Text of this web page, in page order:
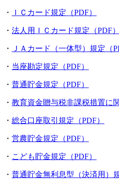
・ ＩＣカード規定（PDF）
・ 法人用ＩＣカード規定（PDF）
・ ＪＡカード（一体型）規定（
・ 当座勘定規定（PDF）
・ 普通貯金規定（PDF）
・ 教育資金贈与税非課税措置に
・ 総合口座取引規定（PDF）
・ 営農貯金規定（PDF）
・ こども貯金規定（PDF）
・ 普通貯金無利息型（決済用）